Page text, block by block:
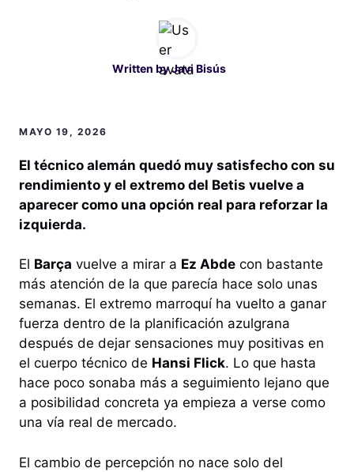
Written byJavi Bisús
MAYO 19, 2026
El técnico alemán quedó muy satisfecho con su
rendimiento y el extremo del Betis vuelve a
aparecer como una opción real para reforzar la
izquierda.
El Barça vuelve a mirar a Ez Abde con bastante
más atención de la que parecía hace solo unas
semanas. El extremo marroquí ha vuelto a ganar
fuerza dentro de la planificación azulgrana
después de dejar sensaciones muy positivas en
el cuerpo técnico de Hansi Flick. Lo que hasta
hace poco sonaba más a seguimiento lejano que
a posibilidad concreta ya empieza a verse como
una vía real de mercado.
El cambio de percepción no nace solo del